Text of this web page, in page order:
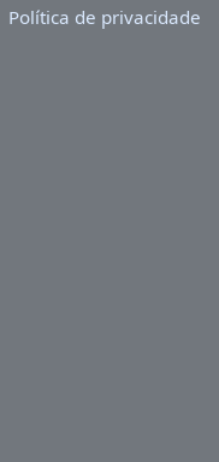
Política de privacidade